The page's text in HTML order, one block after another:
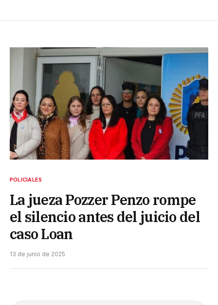
POLICIALES
La jueza Pozzer Penzo rompe
el silencio antes del juicio del
caso Loan
13 de junio de 2025